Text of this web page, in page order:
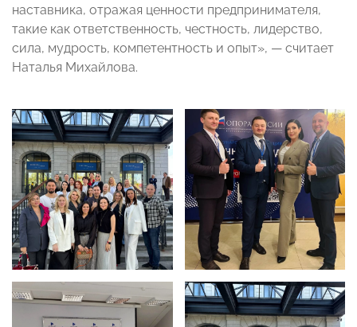
наставника, отражая ценности предпринимателя,
такие как ответственность, честность, лидерство,
сила, мудрость, компетентность и опыт», — считает
Наталья Михайлова.